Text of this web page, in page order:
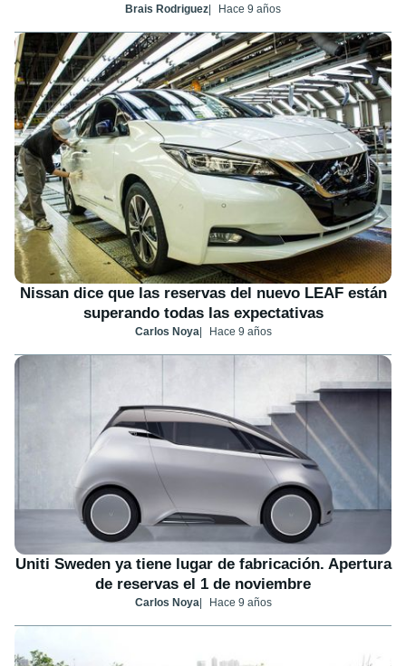
Brais Rodriguez Hace 9 años
Nissan dice que las reservas del nuevo LEAF están
superando todas las expectativas
Carlos Noya Hace 9 años
Uniti Sweden ya tiene lugar de fabricación. Apertura
de reservas el 1 de noviembre
Carlos Noya Hace 9 años